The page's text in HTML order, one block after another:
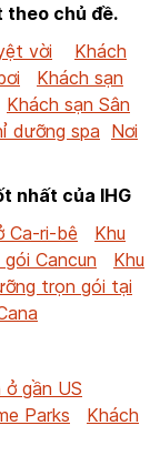
theo chủ đề.
vời
Khách
Khách sạn
Khách sạn Sân
dưỡng spa Nơi
nhất của IHG
Ca-ri-bê
Khu
Cancun
Khu
trọn gói tại
ở gần US
Parks
Khách